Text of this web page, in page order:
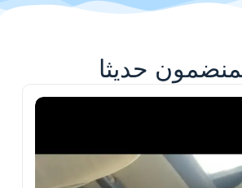
حديثا